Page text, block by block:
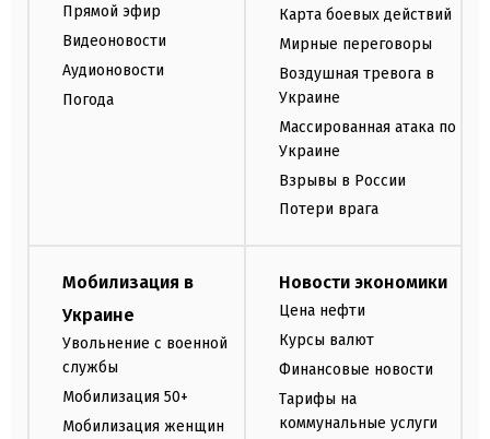
Прямой эфир
Видеоновости
Аудионовости
Погода
Карта боевых действий
Мирные переговоры
Воздушная тревога в
Украине
Массированная атака по
Украине
Взрывы в России
Потери врага
Мобилизация в
Украине
Увольнение с военной
службы
Мобилизация 50+
Мобилизация женщин
Новости экономики
Цена нефти
Курсы валют
Финансовые новости
Тарифы на
коммунальные услуги